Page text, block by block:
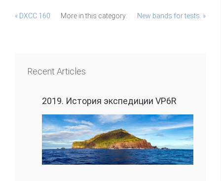
More in this category:
« DXCC 160 New bands for tests. »
Recent Articles
2019. История экспедиции VP6R